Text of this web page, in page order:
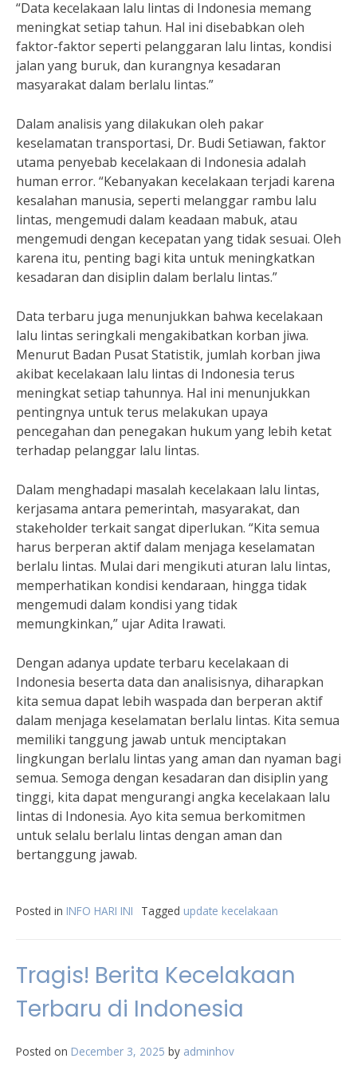
“Data kecelakaan lalu lintas di Indonesia memang
meningkat setiap tahun. Hal ini disebabkan oleh
faktor-faktor seperti pelanggaran lalu lintas, kondisi
jalan yang buruk, dan kurangnya kesadaran
masyarakat dalam berlalu lintas.”
Dalam analisis yang dilakukan oleh pakar
keselamatan transportasi, Dr. Budi Setiawan, faktor
utama penyebab kecelakaan di Indonesia adalah
human error. “Kebanyakan kecelakaan terjadi karena
kesalahan manusia, seperti melanggar rambu lalu
lintas, mengemudi dalam keadaan mabuk, atau
mengemudi dengan kecepatan yang tidak sesuai. Oleh
karena itu, penting bagi kita untuk meningkatkan
kesadaran dan disiplin dalam berlalu lintas.”
Data terbaru juga menunjukkan bahwa kecelakaan
lalu lintas seringkali mengakibatkan korban jiwa.
Menurut Badan Pusat Statistik, jumlah korban jiwa
akibat kecelakaan lalu lintas di Indonesia terus
meningkat setiap tahunnya. Hal ini menunjukkan
pentingnya untuk terus melakukan upaya
pencegahan dan penegakan hukum yang lebih ketat
terhadap pelanggar lalu lintas.
Dalam menghadapi masalah kecelakaan lalu lintas,
kerjasama antara pemerintah, masyarakat, dan
stakeholder terkait sangat diperlukan. “Kita semua
harus berperan aktif dalam menjaga keselamatan
berlalu lintas. Mulai dari mengikuti aturan lalu lintas,
memperhatikan kondisi kendaraan, hingga tidak
mengemudi dalam kondisi yang tidak
memungkinkan,” ujar Adita Irawati.
Dengan adanya update terbaru kecelakaan di
Indonesia beserta data dan analisisnya, diharapkan
kita semua dapat lebih waspada dan berperan aktif
dalam menjaga keselamatan berlalu lintas. Kita semua
memiliki tanggung jawab untuk menciptakan
lingkungan berlalu lintas yang aman dan nyaman bagi
semua. Semoga dengan kesadaran dan disiplin yang
tinggi, kita dapat mengurangi angka kecelakaan lalu
lintas di Indonesia. Ayo kita semua berkomitmen
untuk selalu berlalu lintas dengan aman dan
bertanggung jawab.
Posted in INFO HARI INI Tagged update kecelakaan
Tragis! Berita Kecelakaan
Terbaru di Indonesia
Posted on December 3, 2025 by adminhov